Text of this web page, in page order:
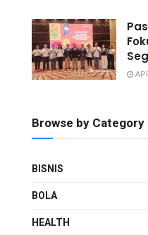
Browse by Category
BISNIS
BOLA
HEALTH